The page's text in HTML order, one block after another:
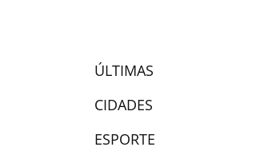
ÚLTIMAS
CIDADES
ESPORTE